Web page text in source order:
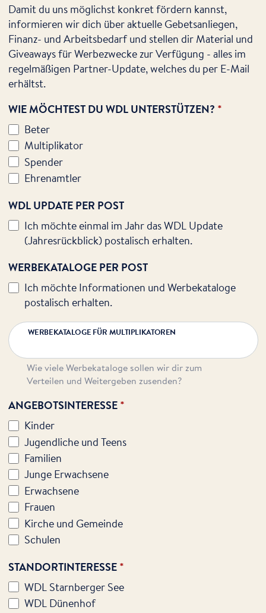
Damit du uns möglichst konkret fördern kannst,
informieren wir dich über aktuelle Gebetsanliegen,
Finanz- und Arbeitsbedarf und stellen dir Material und
Giveaways für Werbezwecke zur Verfügung - alles im
regelmäßigen Partner-Update, welches du per E-Mail
erhältst.
WIE MÖCHTEST DU WDL UNTERSTÜTZEN? *
Beter
Multiplikator
Spender
Ehrenamtler
WDL UPDATE PER POST
Ich möchte einmal im Jahr das WDL Update
(Jahresrückblick) postalisch erhalten.
WERBEKATALOGE PER POST
Ich möchte Informationen und Werbekataloge
postalisch erhalten.
WERBEKATALOGE FÜR MULTIPLIKATOREN
Wie viele Werbekataloge sollen wir dir zum
Verteilen und Weitergeben zusenden?
ANGEBOTSINTERESSE*
Kinder
Jugendliche und Teens
Familien
Junge Erwachsene
Erwachsene
Frauen
Kirche und Gemeinde
Schulen
STANDORTINTERESSE*
WDL Starnberger See
WDL Dünenhof